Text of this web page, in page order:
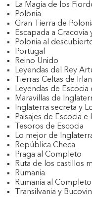
La Magia de los
Polonia
Gran Tierra de
Escapada a Cracovia
Polonia al
Portugal
Reino Unido
Leyendas del Rey
Tierras Celtas de
Leyendas de Escocia
Maravillas de
Inglaterra secreta y
Paisajes de Escocia e
Tesoros de Escocia
Lo mejor de
República Checa
Praga al Completo
Ruta de los castillos
Rumania
Rumania al Completo
Transilvania y